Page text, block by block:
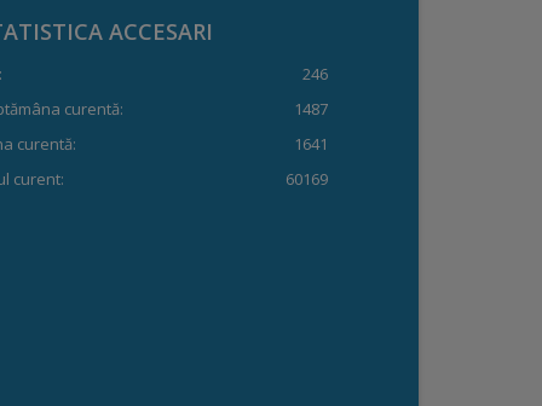
ACCESARI
246
curentă:
1487
curentă:
1641
curent:
60169